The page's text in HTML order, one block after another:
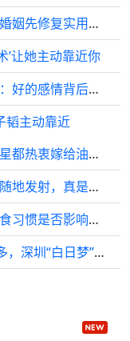
陈小春应采儿：综艺拌嘴日常，教你婚姻先修复实用技巧？
’让她主动靠近你
与陈瑞丰恋爱受阻，周扬青一招破局：好的感情背后，都藏着这一点
韬主动靠近
为什么佐佐木希、苍井优等日本女明星都热衷嫁给油腻的搞笑艺人？
宋佳的眼神拉丝了！王鹤棣魅力随时随地发射，真是长在宋佳的审美
王嘉尔吃东西牙齿意外咬裂，明星饮食习惯是否影响健康？
11岁小学生玩网络游戏花掉爷爷4万多，深圳“白日梦”迟迟不退款